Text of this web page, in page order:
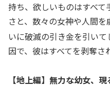
持ち、欲しいものはすべ
さと、数々の女神や人間
いに破滅の引き金を引いて
因で、彼はすべてを剥奪さ
【地上編】無力な幼女、現